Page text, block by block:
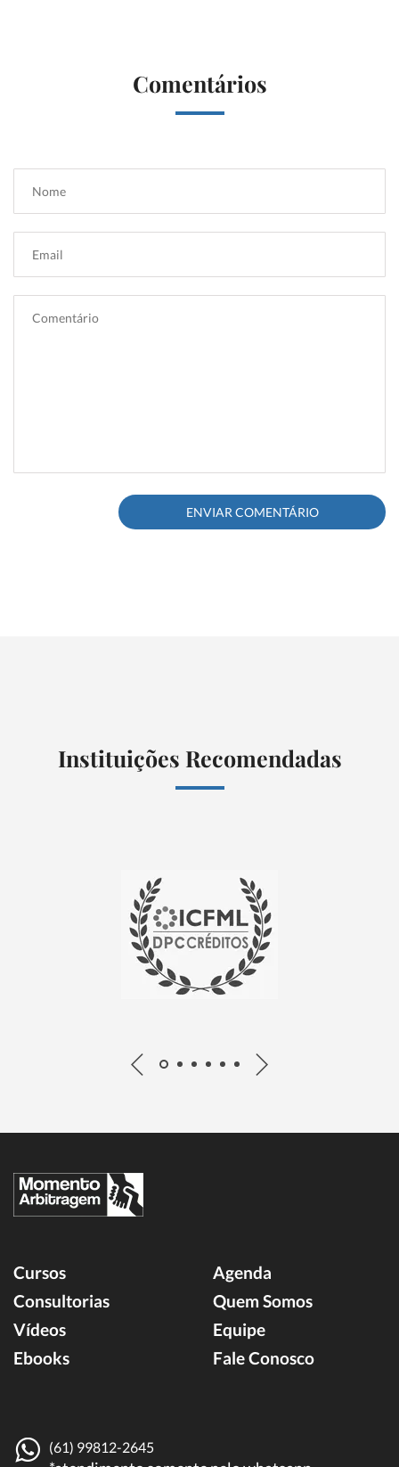
Comentários
Instituições Recomendadas
Cursos
Consultorias
Vídeos
Ebooks
Agenda
Quem Somos
Equipe
Fale Conosco
(61) 99812-2645